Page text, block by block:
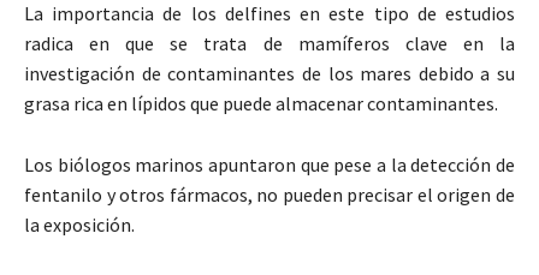
La importancia de los delfines en este tipo de estudios
radica en que se trata de mamíferos clave en la
investigación de contaminantes de los mares debido a su
grasa rica en lípidos que puede almacenar contaminantes.
Los biólogos marinos apuntaron que pese a la detección de
fentanilo y otros fármacos, no pueden precisar el origen de
la exposición.